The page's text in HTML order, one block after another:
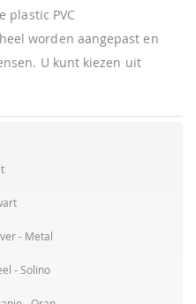
plastic PVC
worden aangepast en
U kunt kiezen uit
- Metal
- Solino